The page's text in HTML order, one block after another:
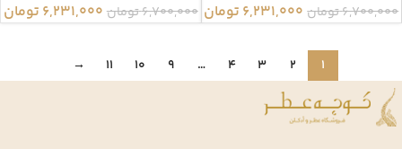
6,700,000تومان 6,231,000 تومان 6,700,000تومان 6,231,000 تومان
1
2
3
4
…
9
10
11
→